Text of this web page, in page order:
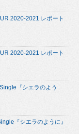
2020-2021 レポート
2020-2021 レポート
『シエラのよう
『シエラのように』